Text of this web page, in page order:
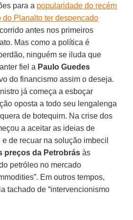
para a popularidade do recém
Planalto ter despencado
antes nos primeiros
Mas como a política é
ninguém se iluda que
fiel a Paulo Guedes
do financismo assim o deseja.
já começa a esboçar
oposta a todo seu lengalenga
de botequim. Na crise dos
a aceitar as ideias de
de recuar na solução imbecil
preços da Petrobrás às
petróleo no mercado
Em outros tempos,
tachado de “intervencionismo